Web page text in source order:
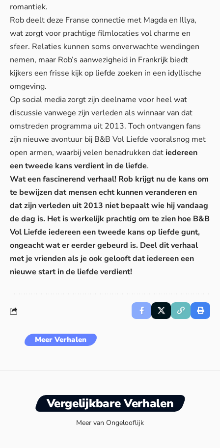
romantiek.
Rob deelt deze Franse connectie met Magda en Illya,
wat zorgt voor prachtige filmlocaties vol charme en
sfeer. Relaties kunnen soms onverwachte wendingen
nemen, maar Rob’s aanwezigheid in Frankrijk biedt
kijkers een frisse kijk op liefde zoeken in een idyllische
omgeving.
Op social media zorgt zijn deelname voor heel wat
discussie vanwege zijn verleden als winnaar van dat
omstreden programma uit 2013. Toch ontvangen fans
zijn nieuwe avontuur bij B&B Vol Liefde vooralsnog met
open armen, waarbij velen benadrukken dat iedereen
een tweede kans verdient in de liefde.
Wat een fascinerend verhaal! Rob krijgt nu de kans om
te bewijzen dat mensen echt kunnen veranderen en
dat zijn verleden uit 2013 niet bepaalt wie hij vandaag
de dag is. Het is werkelijk prachtig om te zien hoe B&B
Vol Liefde iedereen een tweede kans op liefde gunt,
ongeacht wat er eerder gebeurd is. Deel dit verhaal
met je vrienden als je ook gelooft dat iedereen een
nieuwe start in de liefde verdient!
Meer Verhalen
Vergelijkbare Verhalen
Meer van Ongelooflijk